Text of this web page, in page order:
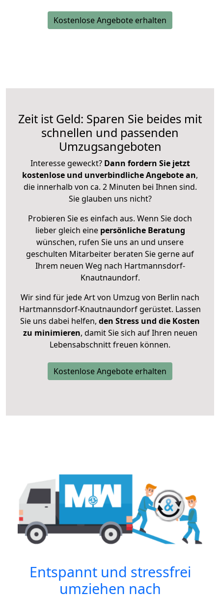
Kostenlose Angebote erhalten
Zeit ist Geld: Sparen Sie beides mit
schnellen und passenden
Umzugsangeboten
Interesse geweckt? Dann fordern Sie jetzt
kostenlose und unverbindliche Angebote an,
die innerhalb von ca. 2 Minuten bei Ihnen sind.
Sie glauben uns nicht?
Probieren Sie es einfach aus. Wenn Sie doch
lieber gleich eine persönliche Beratung
wünschen, rufen Sie uns an und unsere
geschulten Mitarbeiter beraten Sie gerne auf
Ihrem neuen Weg nach Hartmannsdorf-
Knautnaundorf.
Wir sind für jede Art von Umzug von Berlin nach
Hartmannsdorf-Knautnaundorf gerüstet. Lassen
Sie uns dabei helfen, den Stress und die Kosten
zu minimieren, damit Sie sich auf Ihren neuen
Lebensabschnitt freuen können.
Kostenlose Angebote erhalten
Entspannt und stressfrei
umziehen nach